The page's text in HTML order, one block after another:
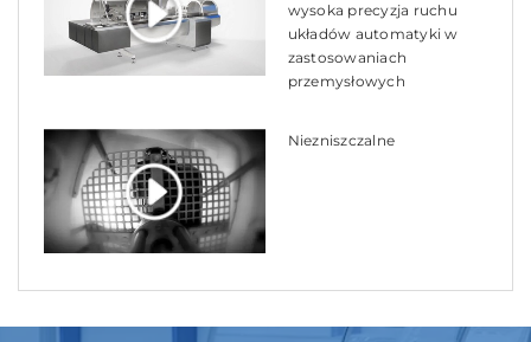
wysoka precyzja ruchu
układów automatyki w
zastosowaniach
przemysłowych
Niezniszczalne